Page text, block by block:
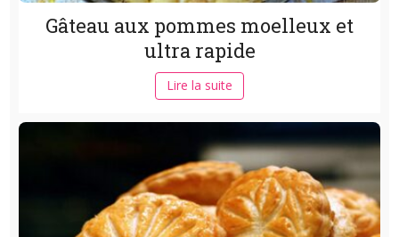
Gâteau aux pommes moelleux et
ultra rapide
Lire la suite